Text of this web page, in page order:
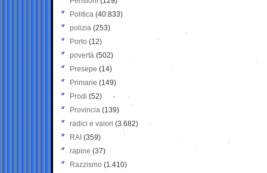
Politica (40.833)
polizia (253)
Porto (12)
povertà (502)
Presepe (14)
Primarie (149)
Prodi (52)
Provincia (139)
radici e valori (3.682)
RAI (359)
rapine (37)
Razzismo (1.410)